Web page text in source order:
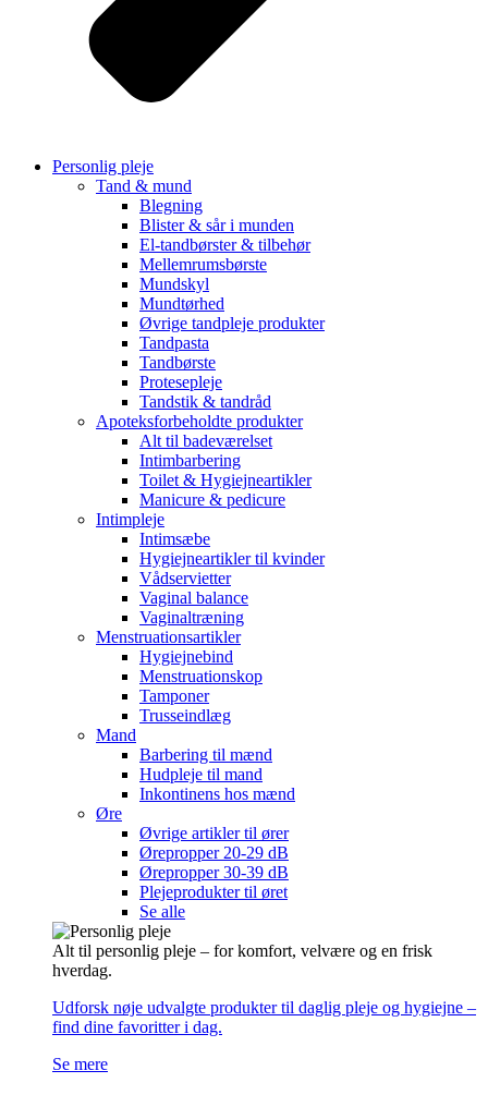
Personlig pleje
Tand & mund
Blegning
Blister & sår i munden
El-tandbørster & tilbehør
Mellemrumsbørste
Mundskyl
Mundtørhed
Øvrige tandpleje produkter
Tandpasta
Tandbørste
Protesepleje
Tandstik & tandråd
Apoteksforbeholdte produkter
Alt til badeværelset
Intimbarbering
Toilet & Hygiejneartikler
Manicure & pedicure
Intimpleje
Intimsæbe
Hygiejneartikler til kvinder
Vådservietter
Vaginal balance
Vaginaltræning
Menstruationsartikler
Hygiejnebind
Menstruationskop
Tamponer
Trusseindlæg
Mand
Barbering til mænd
Hudpleje til mand
Inkontinens hos mænd
Øre
Øvrige artikler til ører
Ørepropper 20-29 dB
Ørepropper 30-39 dB
Plejeprodukter til øret
Se alle
Alt til personlig pleje – for komfort, velvære og en frisk
hverdag.
Udforsk nøje udvalgte produkter til daglig pleje og hygiejne –
find dine favoritter i dag.
Se mere